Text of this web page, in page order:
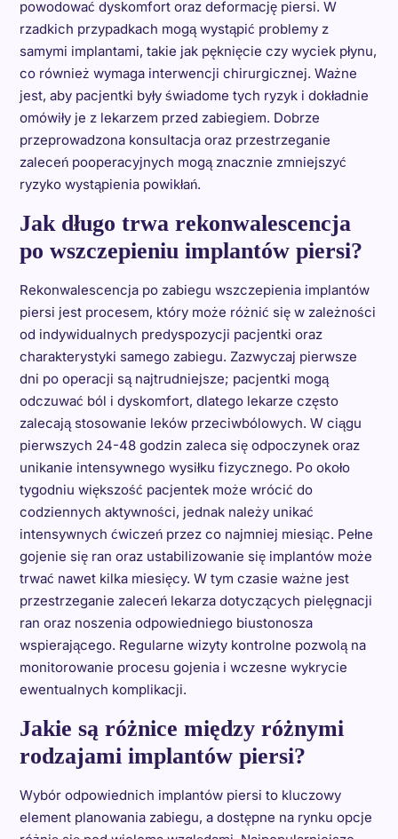
powodować dyskomfort oraz deformację piersi. W
rzadkich przypadkach mogą wystąpić problemy z
samymi implantami, takie jak pęknięcie czy wyciek płynu,
co również wymaga interwencji chirurgicznej. Ważne
jest, aby pacjentki były świadome tych ryzyk i dokładnie
omówiły je z lekarzem przed zabiegiem. Dobrze
przeprowadzona konsultacja oraz przestrzeganie
zaleceń pooperacyjnych mogą znacznie zmniejszyć
ryzyko wystąpienia powikłań.
Jak długo trwa rekonwalescencja
po wszczepieniu implantów piersi?
Rekonwalescencja po zabiegu wszczepienia implantów
piersi jest procesem, który może różnić się w zależności
od indywidualnych predyspozycji pacjentki oraz
charakterystyki samego zabiegu. Zazwyczaj pierwsze
dni po operacji są najtrudniejsze; pacjentki mogą
odczuwać ból i dyskomfort, dlatego lekarze często
zalecają stosowanie leków przeciwbólowych. W ciągu
pierwszych 24-48 godzin zaleca się odpoczynek oraz
unikanie intensywnego wysiłku fizycznego. Po około
tygodniu większość pacjentek może wrócić do
codziennych aktywności, jednak należy unikać
intensywnych ćwiczeń przez co najmniej miesiąc. Pełne
gojenie się ran oraz ustabilizowanie się implantów może
trwać nawet kilka miesięcy. W tym czasie ważne jest
przestrzeganie zaleceń lekarza dotyczących pielęgnacji
ran oraz noszenia odpowiedniego biustonosza
wspierającego. Regularne wizyty kontrolne pozwolą na
monitorowanie procesu gojenia i wczesne wykrycie
ewentualnych komplikacji.
Jakie są różnice między różnymi
rodzajami implantów piersi?
Wybór odpowiednich implantów piersi to kluczowy
element planowania zabiegu, a dostępne na rynku opcje